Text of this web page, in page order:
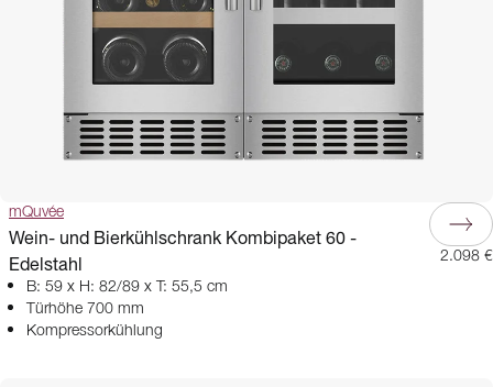
mQuvée
Wein- und Bierkühlschrank Kombipaket 60 -
Edelstahl
B: 59 x H: 82/89 x T: 55,5 cm
Türhöhe 700 mm
Kompressorkühlung
2.098 €